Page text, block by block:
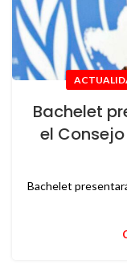
Bachelet
el
Bachelet